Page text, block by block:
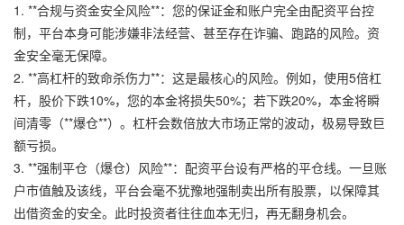
1. **合规与资金安全风险**：您的保证金和账户完全由配资平台控
制，平台本身可能涉嫌非法经营、甚至存在诈骗、跑路的风险。资
金安全毫无保障。
2. **高杠杆的致命杀伤力**：这是最核心的风险。例如，使用5倍杠
杆，股价下跌10%，您的本金将损失50%；若下跌20%，本金将瞬
间清零（**爆仓**）。杠杆会数倍放大市场正常的波动，极易导致巨
额亏损。
3. **强制平仓（爆仓）风险**：配资平台设有严格的平仓线。一旦账
户市值触及该线，平台会毫不犹豫地强制卖出所有股票，以保障其
出借资金的安全。此时投资者往往血本无归，再无翻身机会。